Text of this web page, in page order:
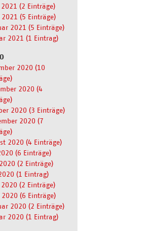
(2 Einträge)
2021 (5 Einträge)
2021 (5 Einträge)
2021 (1 Eintrag)
2020 (10
2020 (4
2020 (3 Einträge)
2020 (7
2020 (4 Einträge)
(6 Einträge)
(2 Einträge)
(1 Eintrag)
(2 Einträge)
2020 (6 Einträge)
2020 (2 Einträge)
2020 (1 Eintrag)